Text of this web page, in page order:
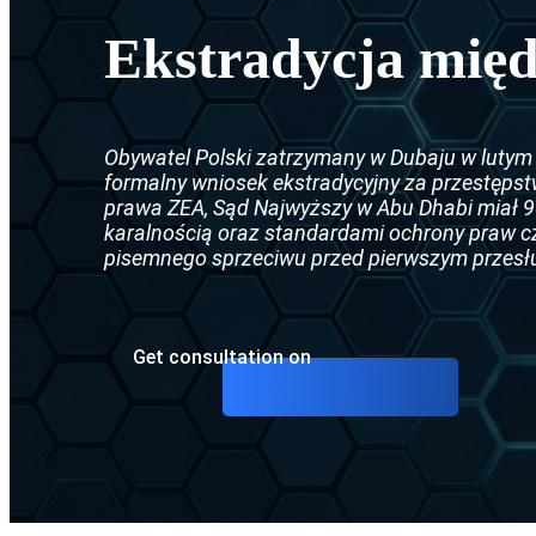
Umowa
Umowa
Czarna
Nakaz
Srebrna
CCF
Dyfuzje
Ekstradycja
Obywatel Polski zatrzymany w Dubaju w
formalny wniosek ekstradycyjny za
prawa ZEA, Sąd Najwyższy w Abu Dhabi
karalnością oraz standardami ochrony praw
pisemnego sprzeciwu przed pierwszym
Get consultation on